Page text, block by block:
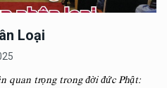
Loại
quan trọng trong đời đức Phật: